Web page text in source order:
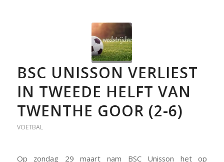
BSC UNISSON VERLIEST
IN TWEEDE HELFT VAN
TWENTHE GOOR (2-6)
VOETBAL
Op zondag 29 maart nam BSC Unisson het op